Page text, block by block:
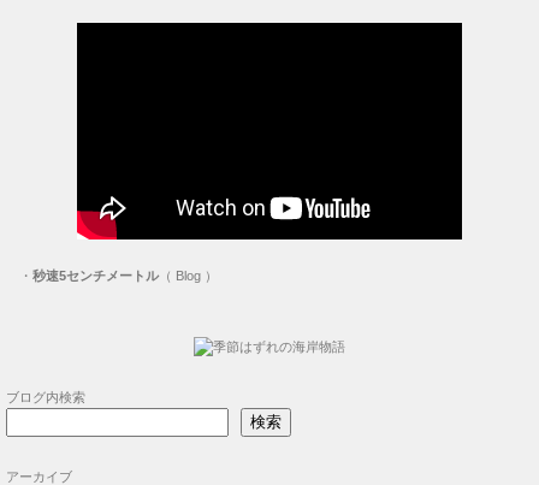
・ 秒速5センチメートル（ Blog ）
ブログ内検索
検索
アーカイブ